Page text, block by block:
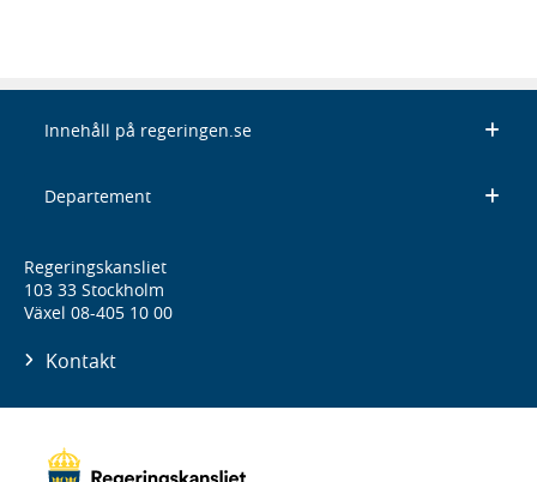
Innehåll på regeringen.se
Departement
Regeringskansliet
103 33 Stockholm
Växel 08-405 10 00
Kontakt